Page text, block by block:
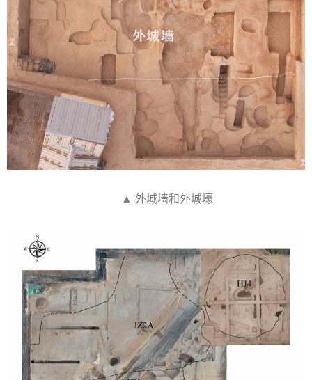
▲ 外城墙和外城壕